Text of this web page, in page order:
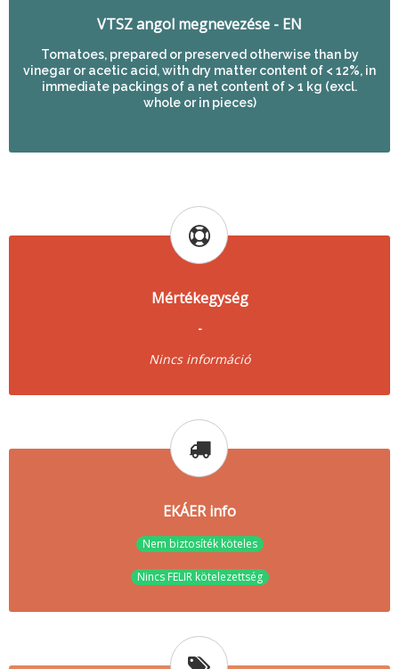
VTSZ angol megnevezése - EN
Tomatoes, prepared or preserved otherwise than by
vinegar or acetic acid, with dry matter content of < 12%, in
immediate packings of a net content of > 1 kg (excl.
whole or in pieces)
Mértékegység
-
Nincs információ
EKÁER info
Nem biztosíték köteles
Nincs FELIR kötelezettség